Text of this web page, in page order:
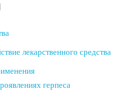
лекарственного средства
герпеса